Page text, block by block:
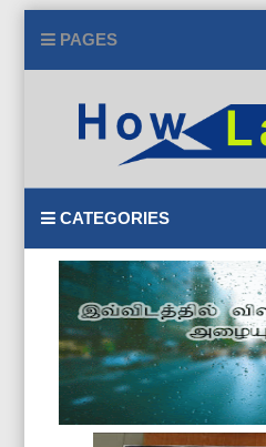
PAGES
CATEGORIES